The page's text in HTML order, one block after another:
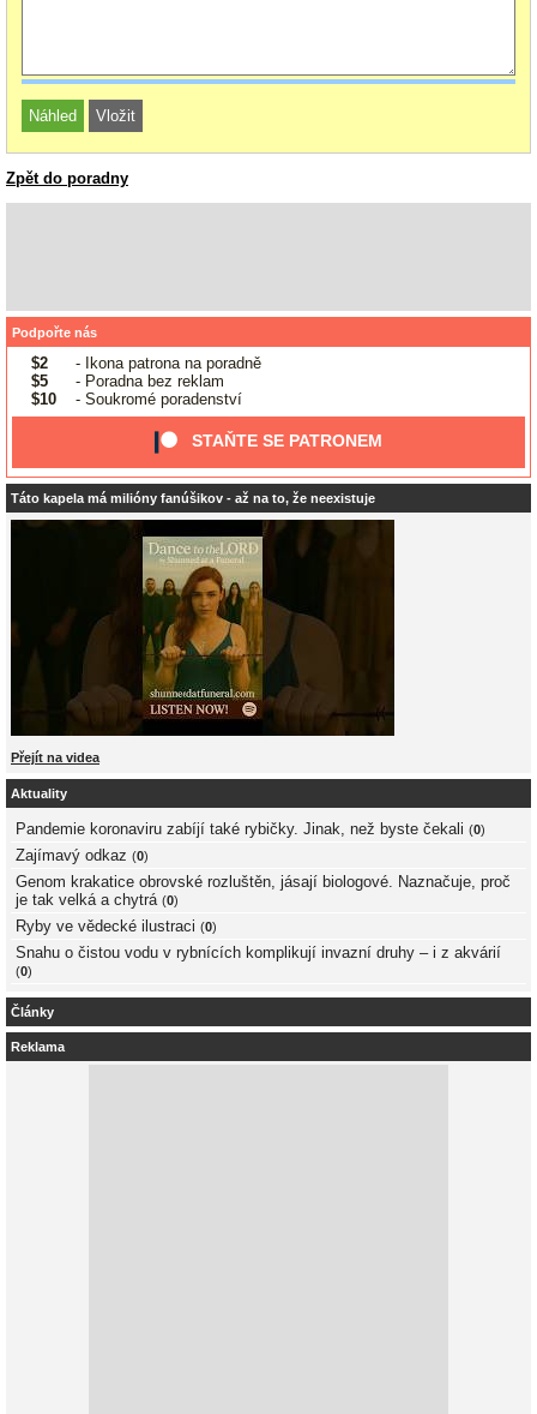
Zpět do poradny
Podpořte nás
$2
- Ikona patrona na poradně
$5
- Poradna bez reklam
$10
- Soukromé poradenství
STAŇTE SE PATRONEM
Táto kapela má milióny fanúšikov - až na to, že neexistuje
Přejít na videa
Aktuality
Pandemie koronaviru zabíjí také rybičky. Jinak, než byste čekali (0)
Zajímavý odkaz (0)
Genom krakatice obrovské rozluštěn, jásají biologové. Naznačuje, proč
je tak velká a chytrá (0)
Ryby ve vědecké ilustraci (0)
Snahu o čistou vodu v rybnících komplikují invazní druhy – i z akvárií
(0)
Články
Reklama